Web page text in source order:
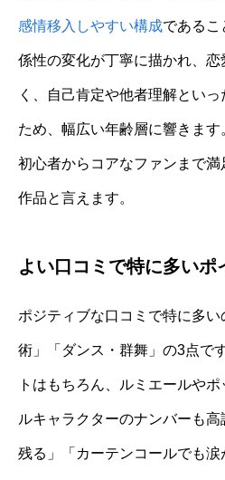
感情移入しやすい構成であるこ
係性の変化が丁寧に描かれ、
く、自己肯定や他者理解とい
ため、幅広い年齢層に響きま
初心者からコアなファンまで
作品と言えます。
よい口コミで特に多いポ
ポジティブな口コミで特に多
術」「ダンス・群舞」の3点で
トはもちろん、ルミエールや
ルキャラクターのナンバーも
残る」「カーテンコールでも